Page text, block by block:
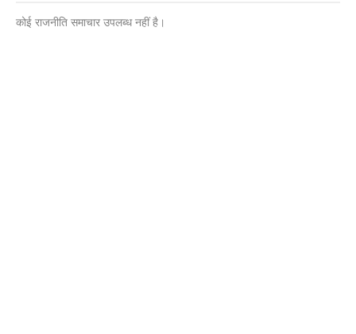
कोई राजनीति समाचार उपलब्ध नहीं है।